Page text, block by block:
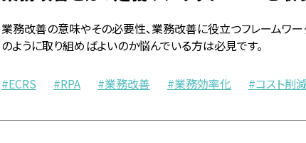
業務改善の意味やその必要性、業務改善に役立つフレームワー
のように取り組めばよいのか悩んでいる方は必見です。
ECRS RPA 業務改善 業務効率化 コスト削